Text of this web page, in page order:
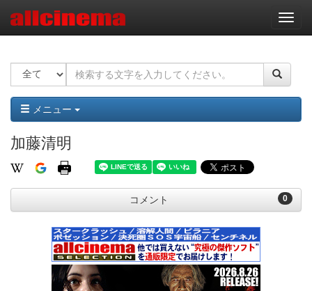
ナ
ビ
ー
ョ
ン
メニュー
加藤清明
0
コメント